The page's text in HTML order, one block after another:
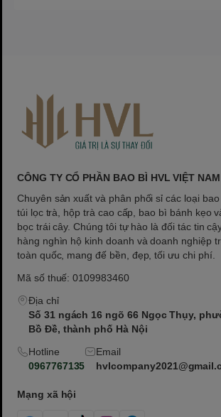
CÔNG TY CỔ PHẦN BAO BÌ HVL VIỆT NAM
Chuyên sản xuất và phân phối sỉ các loại bao
túi lọc trà, hộp trà cao cấp, bao bì bánh kẹo
bọc trái cây. Chúng tôi tự hào là đối tác tin
hàng nghìn hộ kinh doanh và doanh nghiệp
toàn quốc, mang đế bền, đẹp, tối ưu chi phí.
Mã số thuế: 0109983460
Địa chỉ
Số 31 ngách 16 ngõ 66 Ngọc Thụy,
Bồ Đề, thành phố Hà Nội
Hotline
0967767135
Email
Mạng xã hội